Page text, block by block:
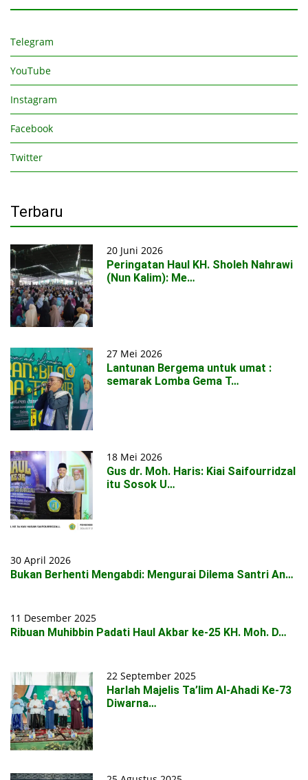
Telegram
YouTube
Instagram
Facebook
Twitter
Terbaru
20 Juni 2026
Peringatan Haul KH. Sholeh Nahrawi
(Nun Kalim): Me…
27 Mei 2026
Lantunan Bergema untuk umat :
semarak Lomba Gema T…
18 Mei 2026
Gus dr. Moh. Haris: Kiai Saifourridzal
itu Sosok U…
30 April 2026
Bukan Berhenti Mengabdi: Mengurai Dilema Santri An…
11 Desember 2025
Ribuan Muhibbin Padati Haul Akbar ke-25 KH. Moh. D…
22 September 2025
Harlah Majelis Ta’lim Al-Ahadi Ke-73
Diwarna…